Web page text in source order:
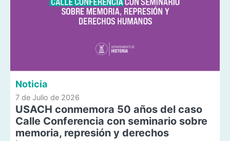
Noticia
7 de Julio de 2026
USACH conmemora 50 años del caso
Calle Conferencia con seminario sobre
memoria, represión y derechos